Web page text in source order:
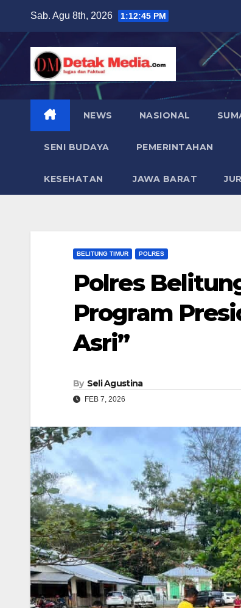
content
Sab. Agu 8th, 2026 1:12:46 PM
NEWS NASIONAL
SENI BUDAYA PEMERINTAHAN
KESEHATAN JAWA BARAT
BELITUNG TIMUR POLRES
Polres
Program
Asri”
By Seli Agustina
FEB 7, 2026